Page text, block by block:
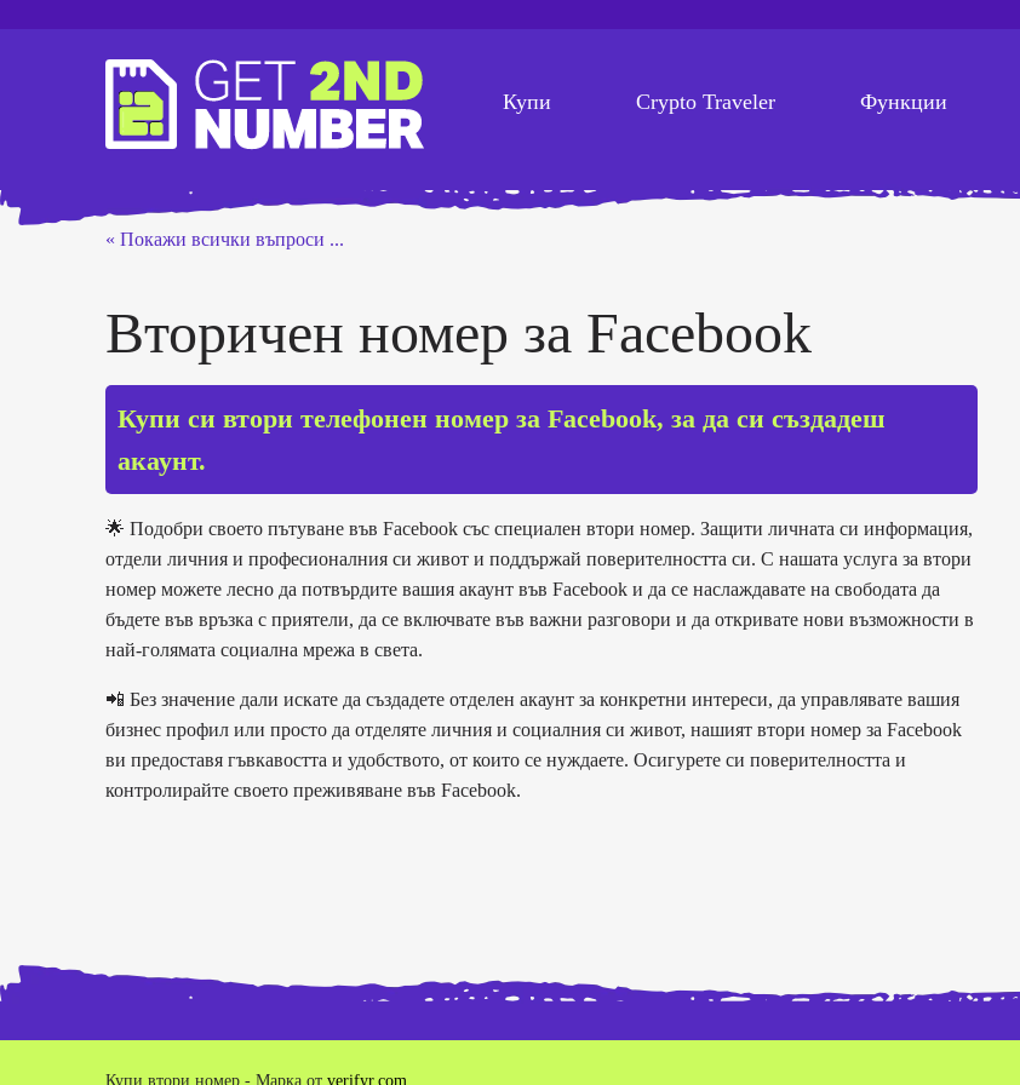
Купи Crypto Traveler Функции
« Покажи всички въпроси ...
Вторичен номер за Facebook
Купи си втори телефонен номер за Facebook, за да си създадеш
акаунт.
🌟 Подобри своето пътуване във Facebook със специален втори номер. Защити личната си информация,
отдели личния и професионалния си живот и поддържай поверителността си. С нашата услуга за втори
номер можете лесно да потвърдите вашия акаунт във Facebook и да се наслаждавате на свободата да
бъдете във връзка с приятели, да се включвате във важни разговори и да откривате нови възможности в
най-голямата социална мрежа в света.
📲 Без значение дали искате да създадете отделен акаунт за конкретни интереси, да управлявате вашия
бизнес профил или просто да отделяте личния и социалния си живот, нашият втори номер за Facebook
ви предоставя гъвкавостта и удобството, от които се нуждаете. Осигурете си поверителността и
контролирайте своето преживяване във Facebook.
Купи втори номер - Марка от verifyr.com